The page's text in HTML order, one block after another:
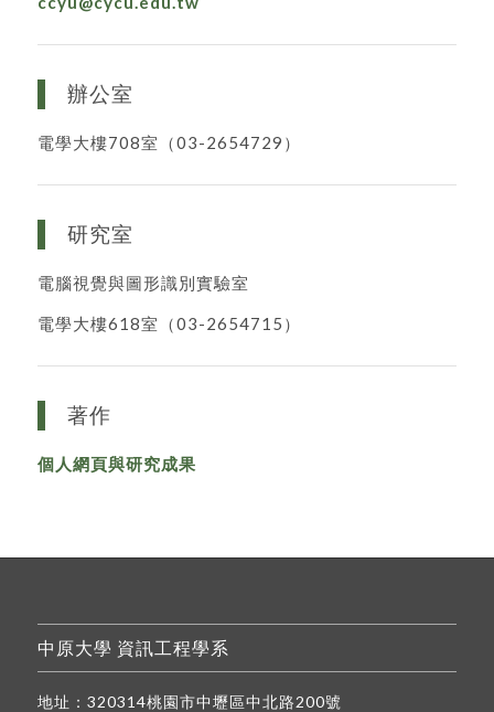
辦公室
電學大樓708室（03-2654729）
研究室
電腦視覺與圖形識別實驗室
電學大樓618室（03-2654715）
著作
個人網頁與研究成果
中原大學 資訊工程學系
地址：320314桃園市中壢區中北路200號